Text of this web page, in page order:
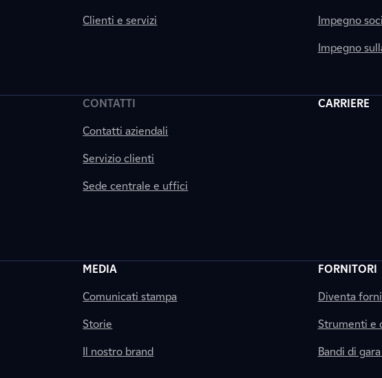
Clienti e servizi Impegno
Impegno
CONTATTI
Contatti aziendali
Servizio clienti
Sede centrale e uffici
CARRIERE
MEDIA
Comunicati stampa
Storie
Il nostro brand
FORNITORI
Diventa
Strumenti e
Bandi di